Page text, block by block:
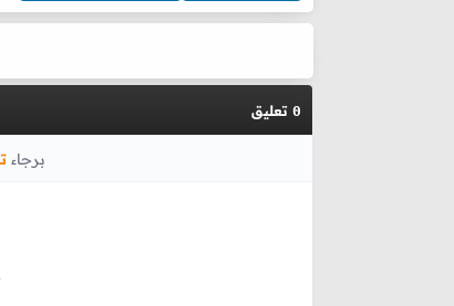
0 تعليق
برجاء